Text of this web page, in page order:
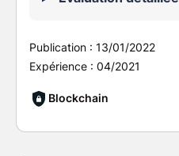
Publication : 13/01/2022
Expérience : 04/2021
Blockchain